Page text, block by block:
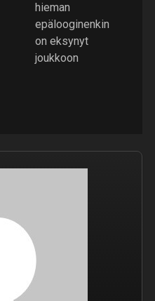
hieman
epälooginenkin
on eksynyt
joukkoon